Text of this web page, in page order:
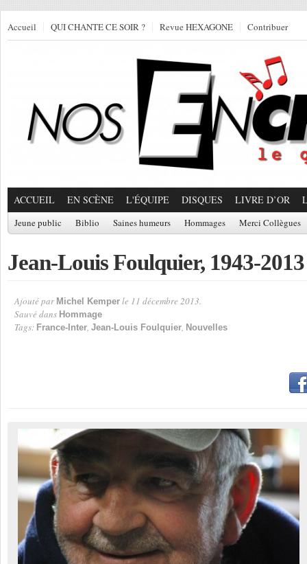
Accueil QUI CHANTE CE SOIR ? Revue HEXAGONE Contribuer
ACCUEIL EN SCÈNE L'ÉQUIPE DISQUES LIVRE D’OR
Jeune public Biblio Saines humeurs Hommages Merci Collègues
Jean-Louis Foulquier, 1943-2013
Ajouté par Michel Kemper le 11 décembre 2013.
Sauvé dans Hommage
Tags: France-Inter, Jean-Louis Foulquier, Nouvelles